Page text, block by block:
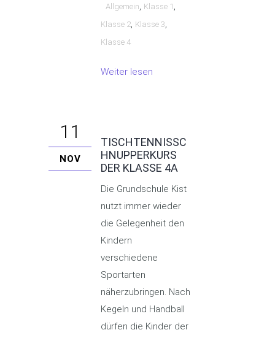
Allgemein, Klasse 1 ,
Klasse 2, Klasse 3,
Klasse 4
Weiter lesen
11
NOV
TISCHTENNISSC
HNUPPERKURS
DER KLASSE 4A
Die Grundschule Kist
nutzt immer wieder
die Gelegenheit den
Kindern
verschiedene
Sportarten
näherzubringen. Nach
Kegeln und Handball
dürfen die Kinder der